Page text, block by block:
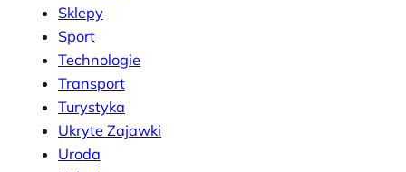
Sklepy
Sport
Technologie
Transport
Turystyka
Ukryte Zajawki
Uroda